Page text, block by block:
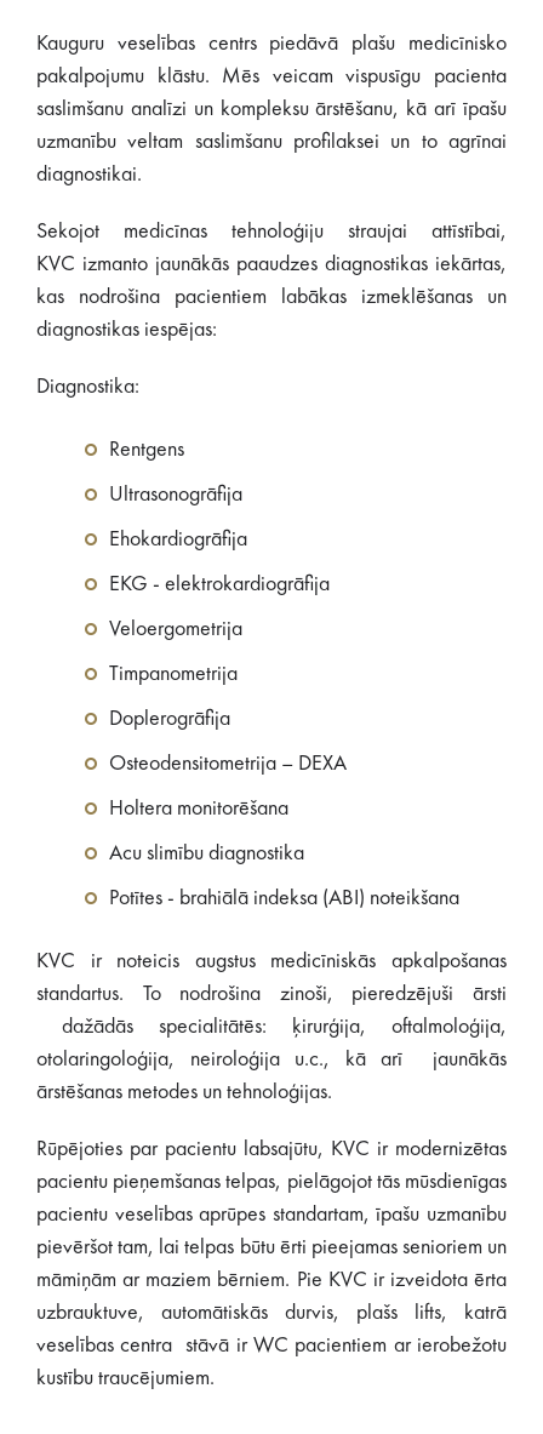
Kauguru veselības centrs piedāvā plašu medicīnisko
pakalpojumu klāstu. Mēs veicam vispusīgu pacienta
saslimšanu analīzi un kompleksu ārstēšanu, kā arī īpašu
uzmanību veltam saslimšanu profilaksei un to agrīnai
diagnostikai.
Sekojot medicīnas tehnoloģiju straujai attīstībai,
KVC izmanto jaunākās paaudzes diagnostikas iekārtas,
kas nodrošina pacientiem labākas izmeklēšanas un
diagnostikas iespējas:
Diagnostika:
Rentgens
Ultrasonogrāfija
Ehokardiogrāfija
EKG - elektrokardiogrāfija
Veloergometrija
Timpanometrija
Doplerogrāfija
Osteodensitometrija – DEXA
Holtera monitorēšana
Acu slimību diagnostika
Potītes - brahiālā indeksa (ABI) noteikšana
KVC ir noteicis augstus medicīniskās apkalpošanas
standartus. To nodrošina zinoši, pieredzējuši ārsti
dažādās specialitātēs: ķirurģija, oftalmoloģija,
otolaringoloģija, neiroloģija u.c., kā arī jaunākās
ārstēšanas metodes un tehnoloģijas.
Rūpējoties par pacientu labsajūtu, KVC ir modernizētas
pacientu pieņemšanas telpas, pielāgojot tās mūsdienīgas
pacientu veselības aprūpes standartam, īpašu uzmanību
pievēršot tam, lai telpas būtu ērti pieejamas senioriem un
māmiņām ar maziem bērniem. Pie KVC ir izveidota ērta
uzbrauktuve, automātiskās durvis, plašs lifts, katrā
veselības centra stāvā ir WC pacientiem ar ierobežotu
kustību traucējumiem.